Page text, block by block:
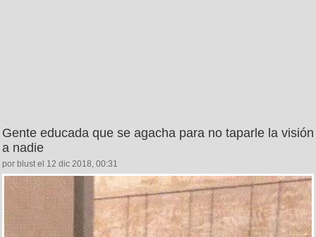
Gente educada que se agacha para no taparle la visión
a nadie
por blust el 12 dic 2018, 00:31